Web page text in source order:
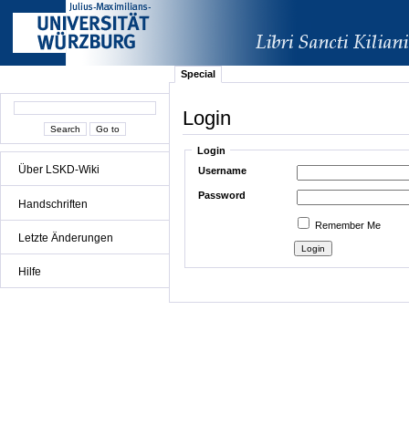
Über LSKD-Wiki
Handschriften
Letzte Änderungen
Hilfe
Special
Login
Login
Username
Password
Remember Me